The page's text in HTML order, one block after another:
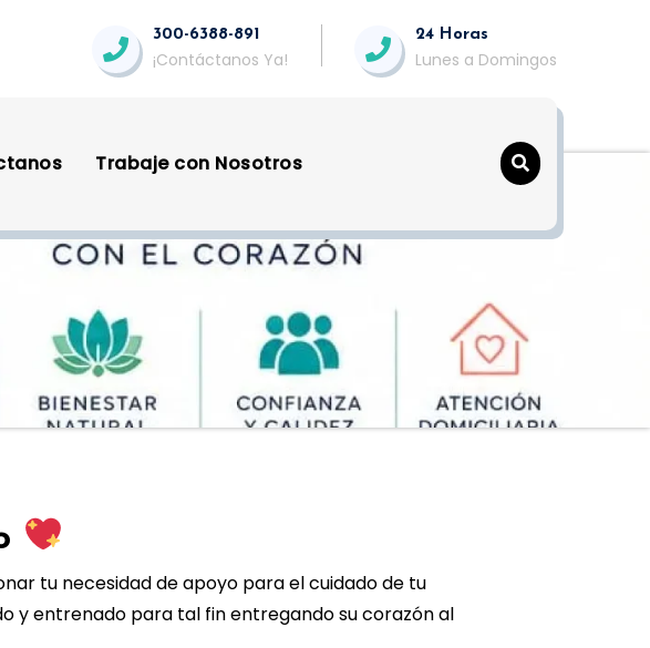
300-6388-891
¡Contáctanos Ya!
24 Horas
Lunes a Domingos
Trabaje con Nosotros
tu necesidad de apoyo para el cuidado de tu
y entrenado para tal fin entregando su corazón al